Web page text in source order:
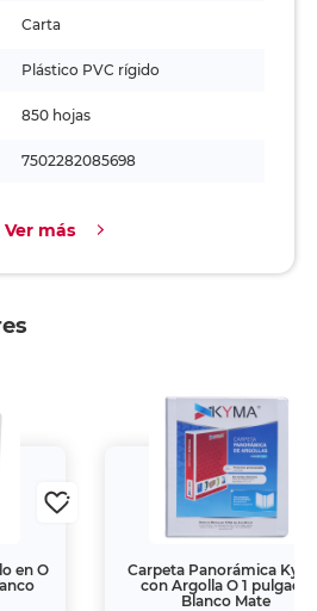
Carta
Plástico PVC rígido
850 hojas
7502282085698
Ver más
en O
Carpeta Panorámica
con Argolla O 1 pulgada
Blanco Mate